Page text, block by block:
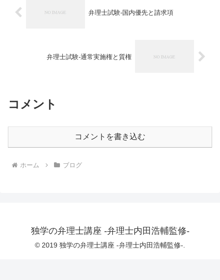
弁理士試験-国内優先と請求項
弁理士試験-通常実施権と質権
コメント
コメントを書き込む
ホーム ブログ
独学の弁理士講座 -弁理士内田浩輔監修-
© 2019 独学の弁理士講座 -弁理士内田浩輔監修-.